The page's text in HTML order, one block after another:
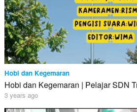
Hobi dan Kegemaran
Hobi dan Kegemaran |
3 years ago